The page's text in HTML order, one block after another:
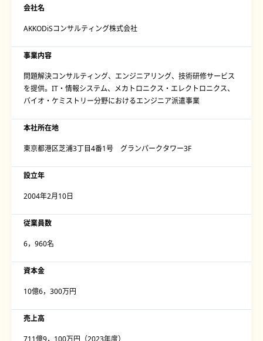
会社名
AKKODiSコンサルティング株式会社
事業内容
問題解決コンサルティング、エンジニアリング、技術研修サービス
を提供。IT・情報システム、メカトロニクス・エレクトロニクス、
バイオ・ケミストリー分野におけるエンジニア派遣事業
本社所在地
東京都港区芝浦3丁目4番1号 グランパークタワー3F
設立年
2004年2月10日
従業員数
6，960名
資本金
10億6，300万円
売上高
711億9，100万円（2023年度）